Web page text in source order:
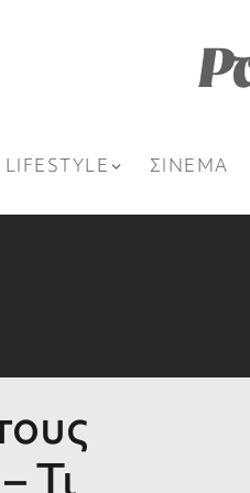
LIFESTYLE ΣΙΝΕΜΑ
Τι